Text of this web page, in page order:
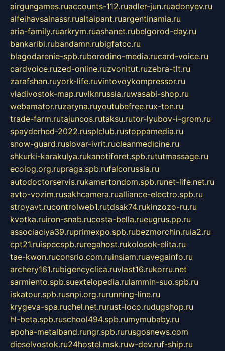
airgungames.ruaccounts-112.ruadler-jun.ruadonyev.ru
alfeihavsalnassr.rualtaipant.ruargentinamia.ru
aria-family.ruarkrym.ruashanet.rubelgorod-day.ru
bankaribi.rubandamn.rubigfatcc.ru
blagodarenie-spb.ruborodino-media.rucard-voice.ru
cardvoice.ruzed-online.ruzvonitut.ruzebra-tlt.ru
zarafshan.ruyork-life.ruvintovoykompressor.ru
vladivostok-map.ruvlknrussia.ruwasabi-shop.ru
webamator.ruzaryna.ruyoutubefree.rux-ton.ru
trade-farm.rutajuncos.rutaksu.rutor-lyubov-i-grom.ru
spayderhed-2022.rusplclub.rustoppamedia.ru
snow-guard.ruslovar-ivrit.rucleanmedicine.ru
shkurki-karakulya.rukanotiforet.spb.rututmassage.ru
ecolog.org.rupraga.spb.rufalcorussia.ru
autodoctorservis.rukamertondom.spb.runet-life.net.ru
avto-vozim.rusakhcamera.rualliance-electro.spb.ru
stroyavt.rucontrolweb1.rutdsak74.rukinzozo-ru.ru
kvotka.ruiron-snab.rucosta-bella.rueugrus.pp.ru
associaciya39.ruprimexpo.spb.rubezmorchin.ruia2.ru
cpt21.ruispecspb.ruregahost.rukolosok-elita.ru
tae-kwon.ruconsrio.com.ruinsiam.ruavegainfo.ru
archery161.rubigencyclica.ruvlast16.rukorru.net
sarmiento.spb.suextelopedia.rulammin-suo.spb.ru
iskatour.spb.rusnpi.org.rurunning-line.ru
krygeva-spa.ruchel.net.rurust-loco.rudugshop.ru
hl-beta.spb.ruschool494.spb.rumymubaby.ru
epoha-metalband.rungr.spb.rurusgosnews.com
dieselvostok.ru24hostel.msk.ruw-dev.ruf-ship.ru